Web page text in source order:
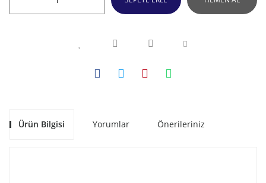
Ürün Bilgisi Yorumlar Önerileriniz